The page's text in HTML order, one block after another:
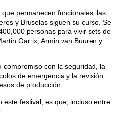
permanecen funcionales, las
y Bruselas siguen su curso. Se
personas para vivir sets de
Garrix, Armin van Buuren y
compromiso con la seguridad, la
de emergencia y la revisión
de producción.
este festival, es que, incluso entre